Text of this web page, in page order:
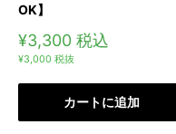
OK】
販
売
格
¥3,300 税込
¥3,000 税抜
カートに追加